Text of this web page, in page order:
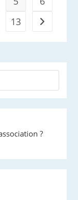
13 Aller à la
?